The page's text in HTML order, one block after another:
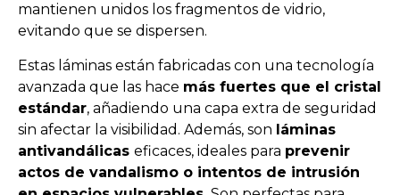
mantienen unidos los fragmentos de vidrio,
evitando que se dispersen.
Estas láminas están fabricadas con una tecnología
avanzada que las hace más fuertes que el cristal
estándar, añadiendo una capa extra de seguridad
sin afectar la visibilidad. Además, son láminas
antivandálicas eficaces, ideales para prevenir
actos de vandalismo o intentos de intrusión